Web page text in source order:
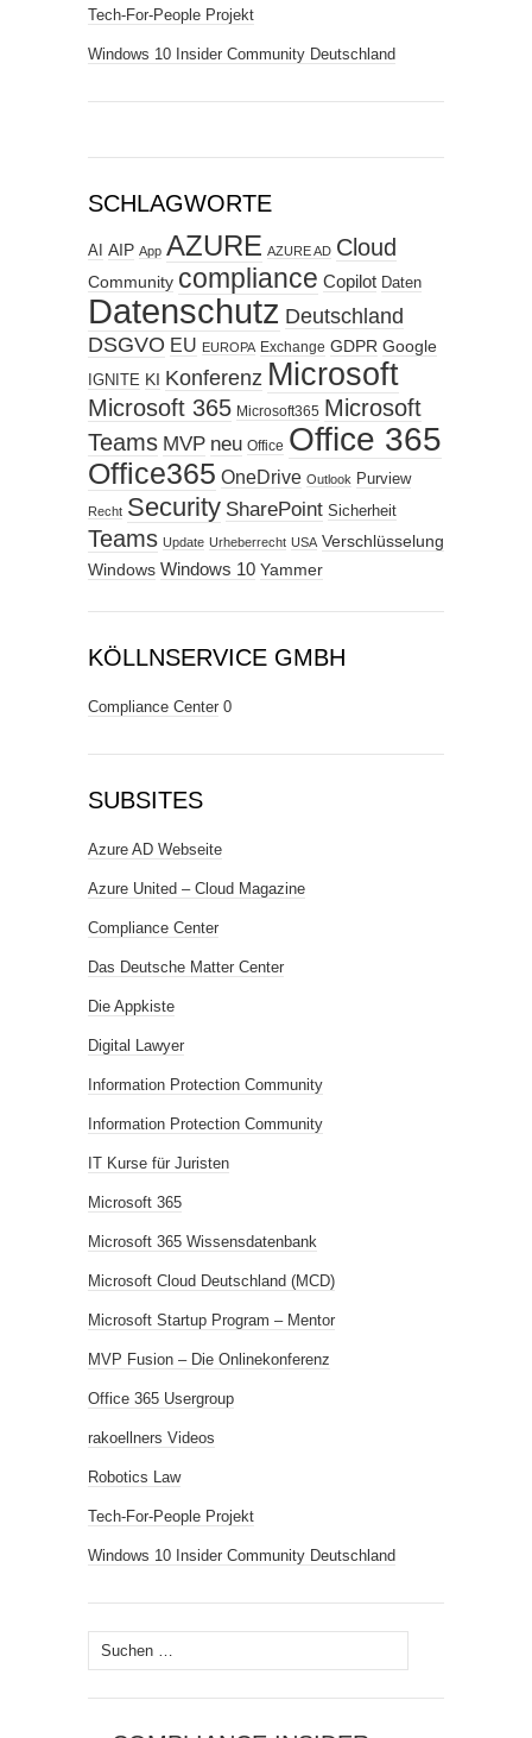
Tech-For-People Projekt
Windows 10 Insider Community Deutschland
SCHLAGWORTE
AI AIP App AZURE AZURE AD Cloud
Community compliance Copilot Daten
Datenschutz Deutschland
DSGVO EU EUROPA Exchange GDPR Google
IGNITE KI Konferenz Microsoft
Microsoft 365 Microsoft365 Microsoft
Teams MVP neu Office Office 365
Office365 OneDrive Outlook Purview
Recht Security SharePoint Sicherheit
Teams Update Urheberrecht USA Verschlüsselung
Windows Windows 10 Yammer
KÖLLNSERVICE GMBH
Compliance Center 0
SUBSITES
Azure AD Webseite
Azure United – Cloud Magazine
Compliance Center
Das Deutsche Matter Center
Die Appkiste
Digital Lawyer
Information Protection Community
Information Protection Community
IT Kurse für Juristen
Microsoft 365
Microsoft 365 Wissensdatenbank
Microsoft Cloud Deutschland (MCD)
Microsoft Startup Program – Mentor
MVP Fusion – Die Onlinekonferenz
Office 365 Usergroup
rakoellners Videos
Robotics Law
Tech-For-People Projekt
Windows 10 Insider Community Deutschland
Suchen
nach: